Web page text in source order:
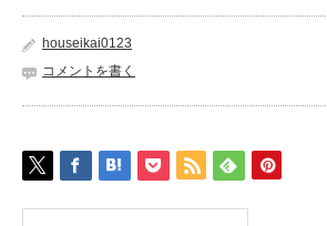
houseikai0123
コメントを書く